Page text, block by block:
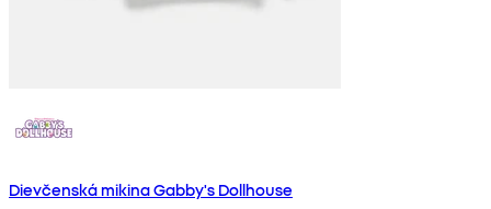
Dievčenská mikina Gabby's Dollhouse